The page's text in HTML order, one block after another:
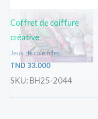
Coffret de coiffure
créative
Jeux de rôle filles
TND33.000
SKU: BH25-2044